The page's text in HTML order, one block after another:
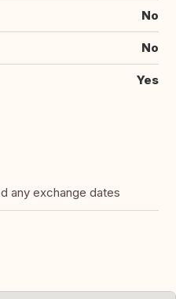
No
No
Yes
any exchange dates